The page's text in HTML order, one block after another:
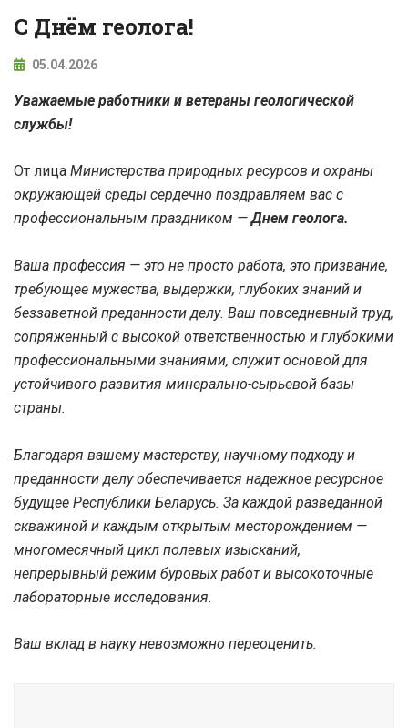
С Днём геолога!
05.04.2026
Уважаемые работники и ветераны геологической
службы!
От лица Министерства природных ресурсов и охраны
окружающей среды сердечно поздравляем вас с
профессиональным праздником —Днем геолога.
Ваша профессия — это не просто работа, это призвание,
требующее мужества, выдержки, глубоких знаний и
беззаветной преданности делу. Ваш повседневный труд,
сопряженный с высокой ответственностью и глубокими
профессиональными знаниями, служит основой для
устойчивого развития минерально-сырьевой базы
страны.
Благодаря вашему мастерству, научному подходу и
преданности делу обеспечивается надежное ресурсное
будущее Республики Беларусь. За каждой разведанной
скважиной и каждым открытым месторождением —
многомесячный цикл полевых изысканий,
непрерывный режим буровых работ и высокоточные
лабораторные исследования.
Ваш вклад в науку невозможно переоценить.